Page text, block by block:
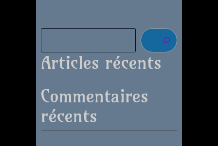
Articles récents
Commentaires
récents